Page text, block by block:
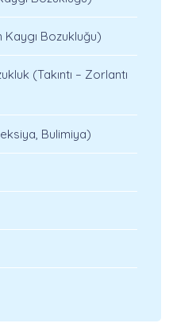
Kaygı Bozukluğu)
(Takıntı – Zorlantı
Bulimiya)